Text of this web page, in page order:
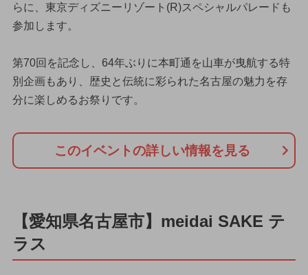
らに、東京ディズニーリゾート(R)スペシャルパレードも
参加します。
第70回を記念し、64年ぶりに本町通を山車が曳航する特
別企画もあり、歴史と伝統に彩られた名古屋の魅力を存
分に楽しめるお祭りです。
このイベントの詳しい情報を見る
【愛知県名古屋市】meidai SAKE テ
ラス